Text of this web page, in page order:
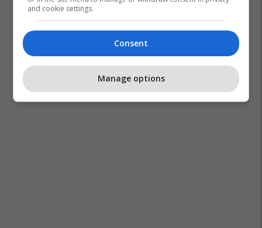
and cookie settings.
Consent
Manage options